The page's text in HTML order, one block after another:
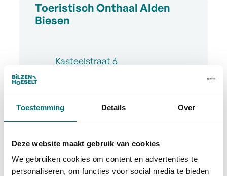
Toestemming Details Over
Deze website maakt gebruik van cookies
We gebruiken cookies om content en advertenties te
personaliseren, om functies voor social media te bieden
Toeristisch Onthaal Alden
Biesen
AdresKasteelstraat 6
Tel. +32 89 39 74 30
E-mailtoerisme bilzenhoeselt.be
VandaagMorgen
10:00
17:00